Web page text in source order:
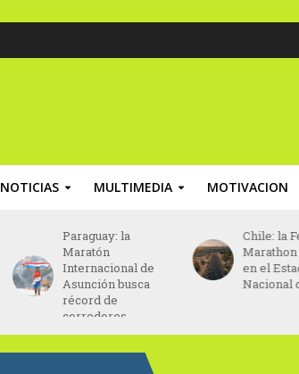
NOTICIAS MULTIMEDIA MOTIVACION
Paraguay: la
Maratón
Internacional de
Asunción busca
récord de
corredores
Chile: la Fedachi
Marathon
en el Estadio
Nacional de